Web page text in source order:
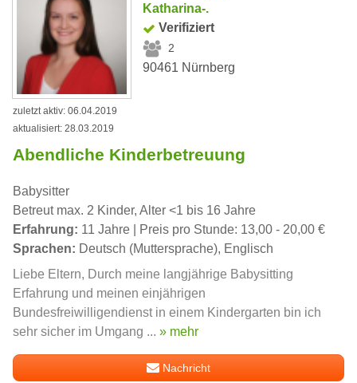
Katharina-.
Verifiziert
2
90461 Nürnberg
zuletzt aktiv: 06.04.2019
aktualisiert: 28.03.2019
Abendliche Kinderbetreuung
Babysitter
Betreut max. 2 Kinder, Alter <1 bis 16 Jahre
Erfahrung: 11 Jahre | Preis pro Stunde: 13,00 - 20,00 €
Sprachen: Deutsch (Muttersprache), Englisch
Liebe Eltern, Durch meine langjährige Babysitting
Erfahrung und meinen einjährigen
Bundesfreiwilligendienst in einem Kindergarten bin ich
sehr sicher im Umgang ... » mehr
Nachricht